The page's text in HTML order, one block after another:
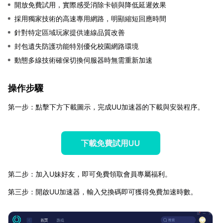
開放免費試用，實際感受消除卡頓與降低延遲效果
採用獨家技術的高速專用網路，明顯縮短回應時間
針對特定區域玩家提供連線品質改善
封包遺失防護功能特別優化校園網路環境
動態多線技術確保切換伺服器時無需重新加速
操作步驟
第一步：點擊下方下載圖示，完成UU加速器的下載與安裝程序。
下載免費試用UU
第二步：加入U妹好友，即可免費領取會員專屬福利。
第三步：開啟UU加速器，輸入兌換碼即可獲得免費加速時數。